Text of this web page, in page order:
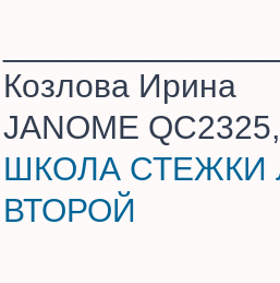
Козлова Ирина
JANOME
ШКОЛА СТЕЖКИ
ВТОРОЙ